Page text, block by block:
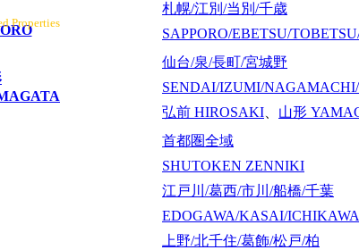
札幌/江別/当別/千歳
SAPPORO/EBETSU/
仙台/泉/長町/宮城野
SENDAI/IZUMI/
弘前 HIROSAKI 山形
首都圏全域
SHUTOKEN ZENNIKI
江戸川/葛西/市川/船橋/千葉
EDOGAWA/KASAI/
上野/北千住/葛飾/松戸/柏
Properties